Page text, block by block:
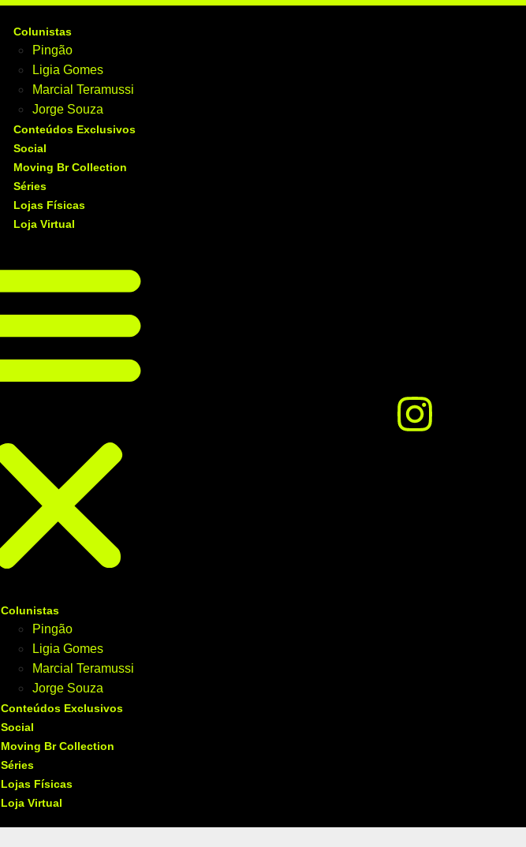
Colunistas
Pingão
Ligia Gomes
Marcial Teramussi
Jorge Souza
Conteúdos Exclusivos
Social
Moving Br Collection
Séries
Lojas Físicas
Loja Virtual
Colunistas
Pingão
Ligia Gomes
Marcial Teramussi
Jorge Souza
Conteúdos Exclusivos
Social
Moving Br Collection
Séries
Lojas Físicas
Loja Virtual